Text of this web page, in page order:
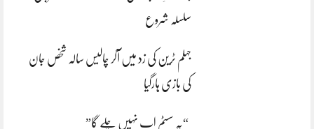
سلسلہ شروع
جہلم ٹرین کی زد میں آکر چالیس سالہ شخص جان
کی بازی ہارگیا
“یہ سسٹم اب نہیں چلے گا”